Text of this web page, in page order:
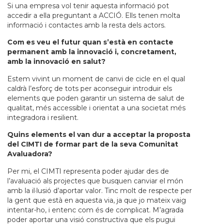
Si una empresa vol tenir aquesta informació pot
accedir a ella preguntant a ACCIÓ. Ells tenen molta
informació i contactes amb la resta dels actors.
Com es veu el futur quan s’està en contacte
permanent amb la innovació i, concretament,
amb la innovació en salut?
Estem vivint un moment de canvi de cicle en el qual
caldrà l’esforç de tots per aconseguir introduir els
elements que poden garantir un sistema de salut de
qualitat, més accessible i orientat a una societat més
integradora i resilient.
Quins elements el van dur a acceptar la proposta
del CIMTI de formar part de la seva Comunitat
Avaluadora?
Per mi, el CIMTI representa poder ajudar des de
l’avaluació als projectes que busquen canviar el món
amb la il·lusió d’aportar valor. Tinc molt de respecte per
la gent que està en aquesta via, ja que jo mateix vaig
intentar-ho, i entenc com és de complicat. M’agrada
poder aportar una visió constructiva que els pugui